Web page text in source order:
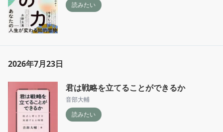
読みたい
2026年7月23日
君は戦略を立てることができるか
音部大輔
読みたい